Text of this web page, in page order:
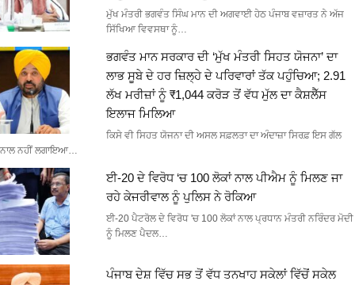
ਮੁੱਖ ਮੰਤਰੀ ਭਗਵੰਤ ਸਿੰਘ ਮਾਨ ਦੀ ਅਗਵਾਈ ਹੇਠ ਪੰਜਾਬ ਵਜ਼ਾਰਤ ਨੇ ਅੱਜ
ਸਿੱਖਿਆ ਵਿਵਸਥਾ ਨੂੰ…
ਭਗਵੰਤ ਮਾਨ ਸਰਕਾਰ ਦੀ ‘ਮੁੱਖ ਮੰਤਰੀ ਸਿਹਤ ਯੋਜਨਾ’ ਦਾ
ਲਾਭ ਸੂਬੇ ਦੇ ਹਰ ਜ਼ਿਲ੍ਹੇ ਦੇ ਪਰਿਵਾਰਾਂ ਤੱਕ ਪਹੁੰਚਿਆ; 2.91
ਲੱਖ ਮਰੀਜ਼ਾਂ ਨੂੰ ₹1,044 ਕਰੋੜ ਤੋਂ ਵੱਧ ਮੁੱਲ ਦਾ ਕੈਸ਼ਲੈੱਸ
ਇਲਾਜ ਮਿਲਿਆ
ਕਿਸੇ ਵੀ ਸਿਹਤ ਯੋਜਨਾ ਦੀ ਅਸਲ ਸਫ਼ਲਤਾ ਦਾ ਅੰਦਾਜ਼ਾ ਸਿਰਫ਼ ਇਸ ਗੱਲ
ਨਾਲ ਨਹੀਂ ਲਗਾਇਆ…
ਈ-20 ਦੇ ਵਿਰੋਧ ‘ਚ 100 ਲੋਕਾਂ ਨਾਲ ਪੀਐਮ ਨੂੰ ਮਿਲਣ ਜਾ
ਰਹੇ ਕੇਜਰੀਵਾਲ ਨੂੰ ਪੁਲਿਸ ਨੇ ਰੋਕਿਆ
ਈ-20 ਪੈਟਰੋਲ ਦੇ ਵਿਰੋਧ 'ਚ 100 ਲੋਕਾਂ ਨਾਲ ਪ੍ਰਧਾਨ ਮੰਤਰੀ ਨਰਿੰਦਰ ਮੋਦੀ
ਨੂੰ ਮਿਲਣ ਪੈਦਲ…
ਪੰਜਾਬ ਦੇਸ਼ ਵਿੱਚ ਸਭ ਤੋਂ ਵੱਧ ਤਨਖਾਹ ਸਕੇਲਾਂ ਵਿੱਚੋਂ ਸਕੇਲ